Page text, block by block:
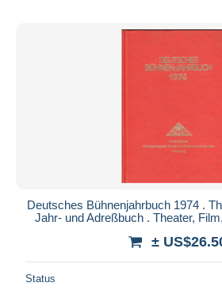
Deutsches Bühnenjahrbuch 1974 .
Jahr- und Adreßbuch . Theater,
±
Status